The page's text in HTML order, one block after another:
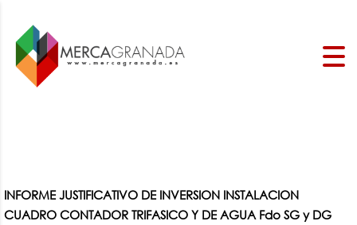
INFORME JUSTIFICATIVO DE INVERSION INSTALACION
CUADRO CONTADOR TRIFASICO Y DE AGUA Fdo SG y DG